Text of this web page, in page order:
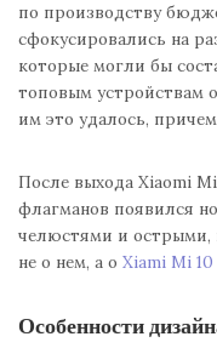
по производству
сфокусировались на
которые могли бы
топовым устройствам
им это удалось,
После выхода Xiaomi
флагманов появился
челюстями и острыми,
не о нем, а о Xiami Mi
Особенности